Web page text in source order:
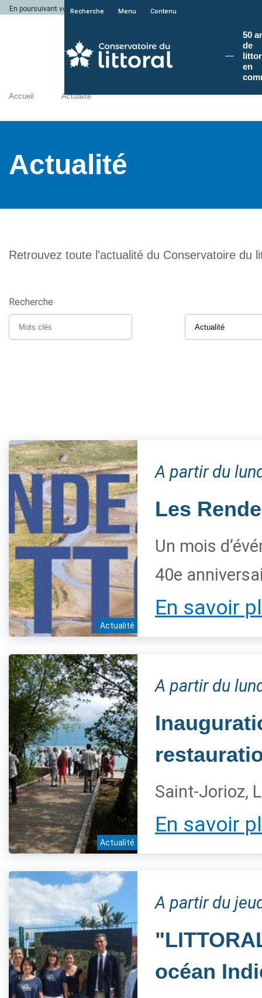
En poursuivant votre navigation sur le site du Conservatoire du littoral, vous
Recherche Menu Contenu
50
de
en
Accueil Actualité
Actualité
Retrouvez toute l'actualité du Conservatoire du
Recherche
Actualité
A partir du
Les
Un mois
40e
En savoir
Actualité
A partir du
Saint-Jorioz,
En savoir
A partir du
océan